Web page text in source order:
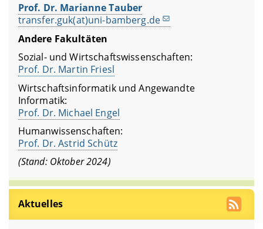
Prof. Dr. Marianne Tauber
transfer.guk(at)uni-bamberg.de
Andere Fakultäten
Sozial- und Wirtschaftswissenschaften:
Prof. Dr. Martin Friesl
Wirtschaftsinformatik und Angewandte
Informatik:
Prof. Dr. Michael Engel
Humanwissenschaften:
Prof. Dr. Astrid Schütz
(Stand: Oktober 2024)
Aktuelles